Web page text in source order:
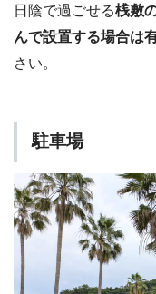
日陰で過ごせる桟敷
んで設置する場合は
さい。
駐車場